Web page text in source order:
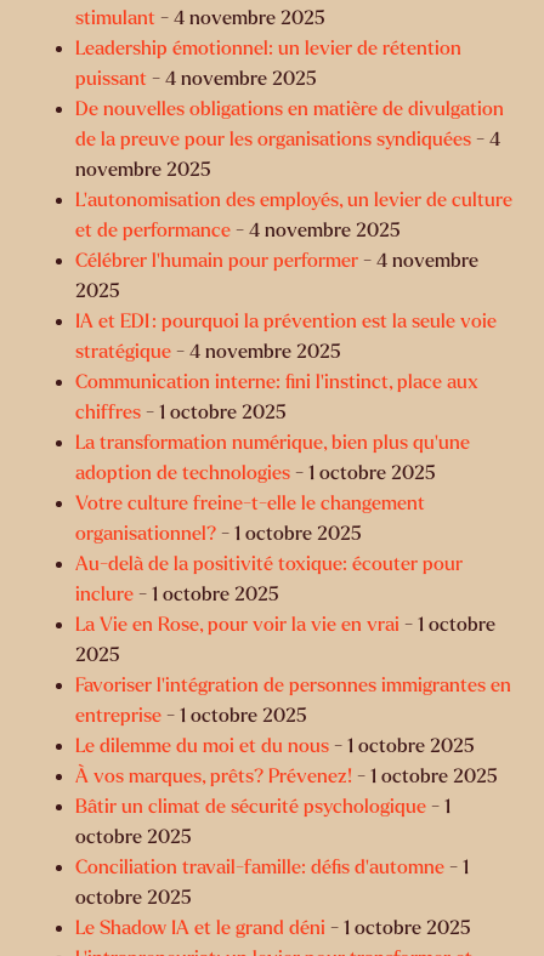
stimulant - 4 novembre 2025
Leadership émotionnel: un levier de rétention
puissant - 4 novembre 2025
De nouvelles obligations en matière de divulgation
de la preuve pour les organisations syndiquées - 4
novembre 2025
L’autonomisation des employés, un levier de culture
et de performance - 4 novembre 2025
Célébrer l’humain pour performer - 4 novembre
2025
IA et EDI : pourquoi la prévention est la seule voie
stratégique - 4 novembre 2025
Communication interne: fini l’instinct, place aux
chiffres - 1 octobre 2025
La transformation numérique, bien plus qu’une
adoption de technologies - 1 octobre 2025
Votre culture freine-t-elle le changement
organisationnel? - 1 octobre 2025
Au-delà de la positivité toxique: écouter pour
inclure - 1 octobre 2025
La Vie en Rose, pour voir la vie en vrai - 1 octobre
2025
Favoriser l’intégration de personnes immigrantes en
entreprise - 1 octobre 2025
Le dilemme du moi et du nous - 1 octobre 2025
À vos marques, prêts? Prévenez! - 1 octobre 2025
Bâtir un climat de sécurité psychologique - 1
octobre 2025
Conciliation travail-famille: défis d’automne - 1
octobre 2025
Le Shadow IA et le grand déni - 1 octobre 2025